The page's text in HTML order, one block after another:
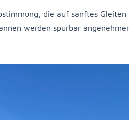
die auf sanftes
werden spürbar